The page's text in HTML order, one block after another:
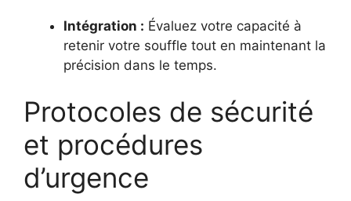
Intégration : Évaluez votre capacité à
retenir votre souffle tout en maintenant la
précision dans le temps.
Protocoles de sécurité
et procédures
d’urgence